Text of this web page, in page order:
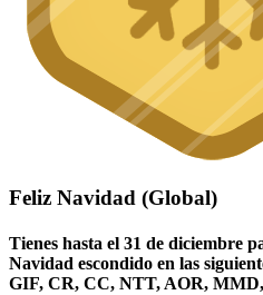
Feliz Navidad (Global)
Tienes hasta el 31 de diciembre
Navidad escondido en las
GIF, CR, CC, NTT, AOR,